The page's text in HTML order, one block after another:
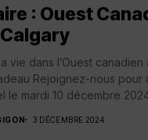
: Ouest
vie dans l’Ouest
Rejoignez-nous pour
le mardi 10 décembre
3 DÉCEMBRE 2024